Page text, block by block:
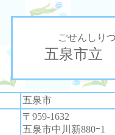
ごせんしり
五泉市立
五泉市
〒959-1632
五泉市中川新880ｰ1